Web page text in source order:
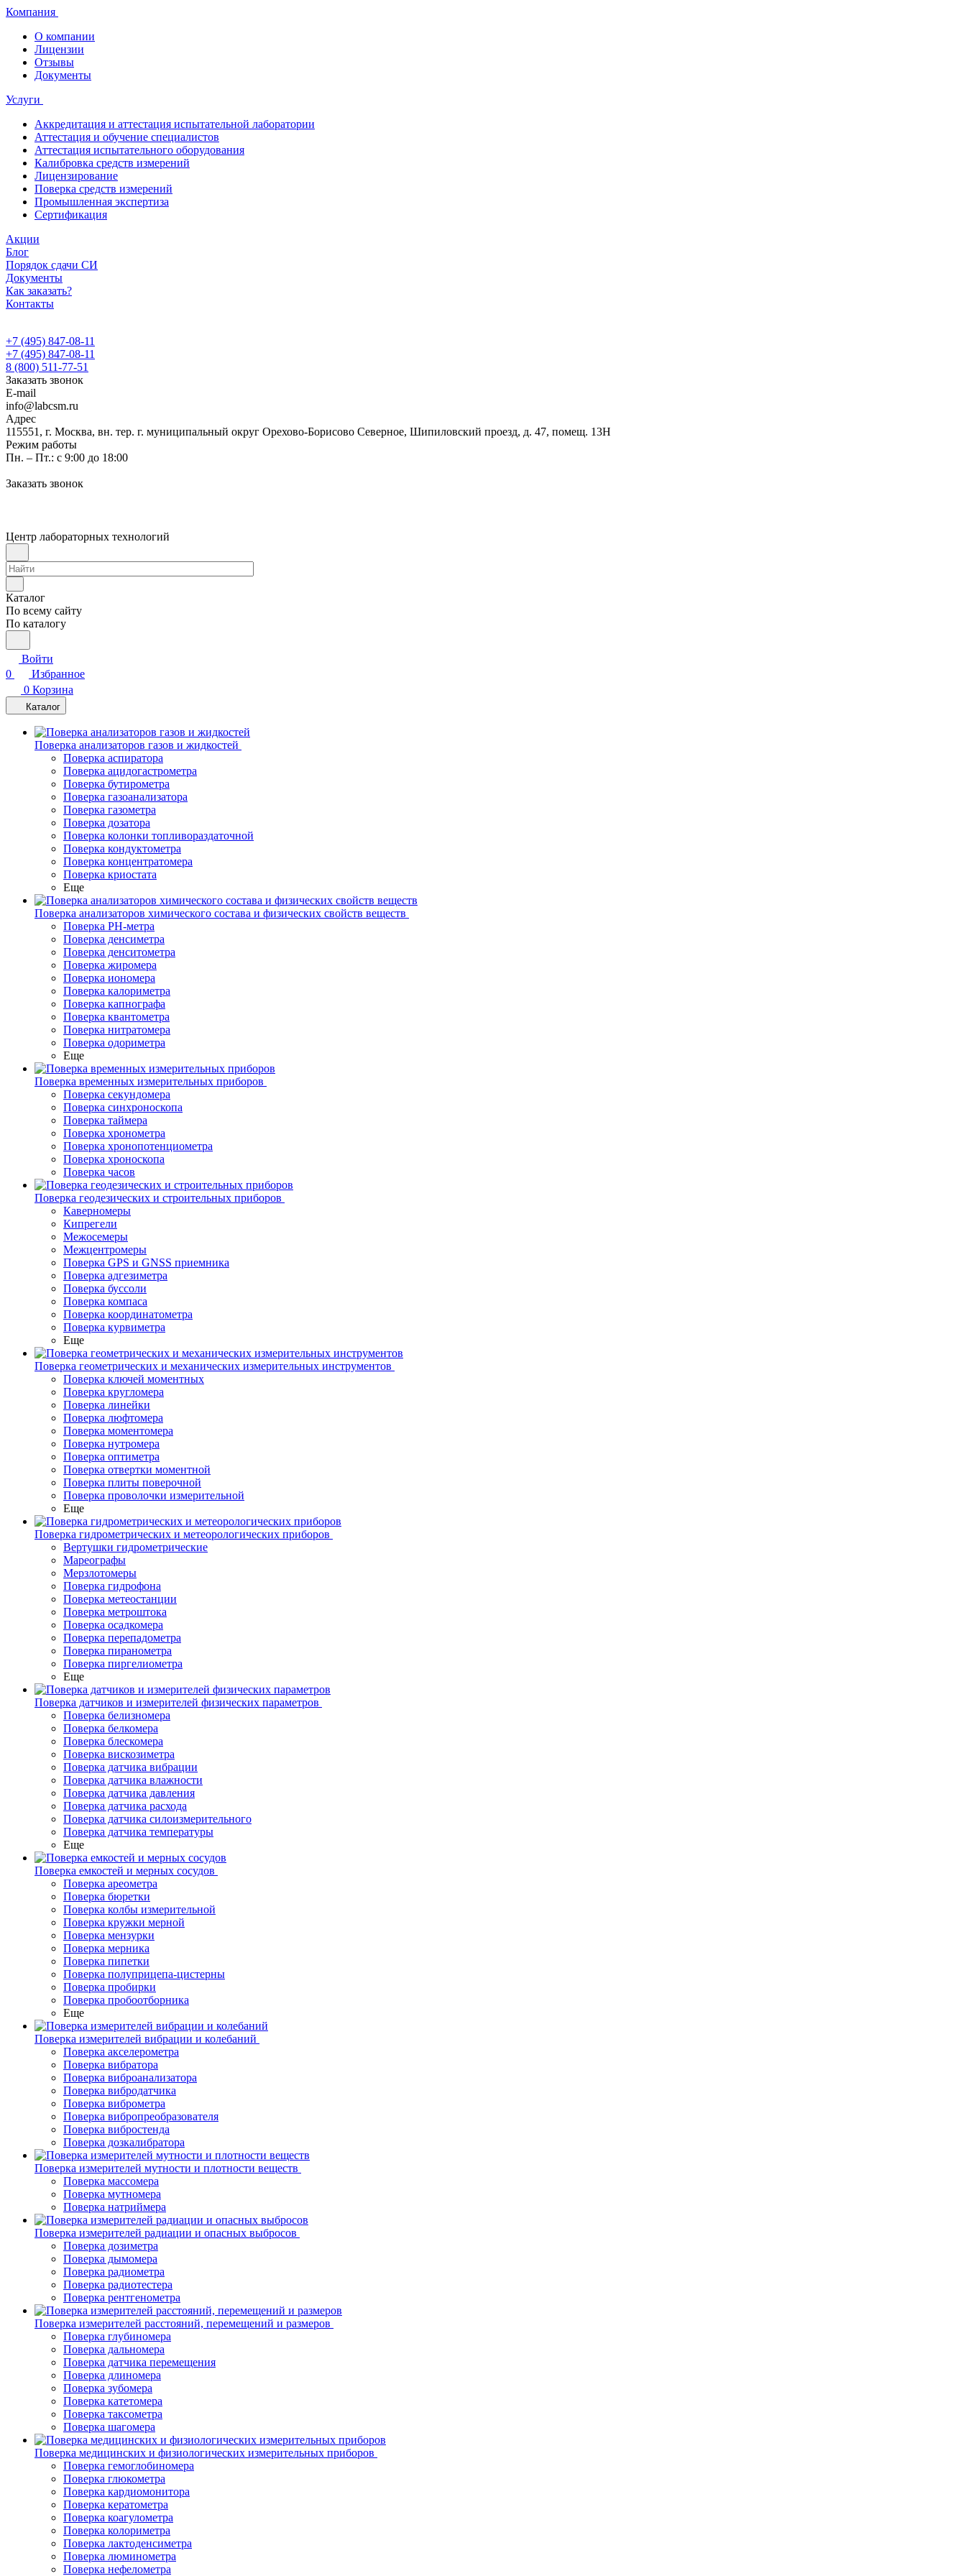
Компания
О компании
Лицензии
Отзывы
Документы
Услуги
Аккредитация и аттестация испытательной лаборатории
Аттестация и обучение специалистов
Аттестация испытательного оборудования
Калибровка средств измерений
Лицензирование
Поверка средств измерений
Промышленная экспертиза
Сертификация
Акции
Блог
Порядок сдачи СИ
Документы
Как заказать?
Контакты
+7 (495) 847-08-11
+7 (495) 847-08-11
8 (800) 511-77-51
Заказать звонок
E-mail
info@labcsm.ru
Адрес
115551, г. Москва, вн. тер. г. муниципальный округ Орехово-Борисово Северное, Шипиловский проезд, д. 47, помещ. 13Н
Режим работы
Пн. – Пт.: с 9:00 до 18:00
Заказать звонок
Центр лабораторных технологий
Каталог
По всему сайту
По каталогу
Войти
0
Избранное
0 Корзина
Каталог
Поверка анализаторов газов и жидкостей
Поверка аспиратора
Поверка ацидогастрометра
Поверка бутирометра
Поверка газоанализатора
Поверка газометра
Поверка дозатора
Поверка колонки топливораздаточной
Поверка кондуктометра
Поверка концентратомера
Поверка криостата
Еще
Поверка анализаторов химического состава и физических свойств веществ
Поверка PH-метра
Поверка денсиметра
Поверка денситометра
Поверка жиромера
Поверка иономера
Поверка калориметра
Поверка капнографа
Поверка квантометра
Поверка нитратомера
Поверка одориметра
Еще
Поверка временных измерительных приборов
Поверка секундомера
Поверка синхроноскопа
Поверка таймера
Поверка хронометра
Поверка хронопотенциометра
Поверка хроноскопа
Поверка часов
Поверка геодезических и строительных приборов
Каверномеры
Кипрегели
Межосемеры
Межцентромеры
Поверка GPS и GNSS приемника
Поверка адгезиметра
Поверка буссоли
Поверка компаса
Поверка координатометра
Поверка курвиметра
Еще
Поверка геометрических и механических измерительных инструментов
Поверка ключей моментных
Поверка кругломера
Поверка линейки
Поверка люфтомера
Поверка моментомера
Поверка нутромера
Поверка оптиметра
Поверка отвертки моментной
Поверка плиты поверочной
Поверка проволочки измерительной
Еще
Поверка гидрометрических и метеорологических приборов
Вертушки гидрометрические
Мареографы
Мерзлотомеры
Поверка гидрофона
Поверка метеостанции
Поверка метроштока
Поверка осадкомера
Поверка перепадометра
Поверка пиранометра
Поверка пиргелиометра
Еще
Поверка датчиков и измерителей физических параметров
Поверка белизномера
Поверка белкомера
Поверка блескомера
Поверка вискозиметра
Поверка датчика вибрации
Поверка датчика влажности
Поверка датчика давления
Поверка датчика расхода
Поверка датчика силоизмерительного
Поверка датчика температуры
Еще
Поверка емкостей и мерных сосудов
Поверка ареометра
Поверка бюретки
Поверка колбы измерительной
Поверка кружки мерной
Поверка мензурки
Поверка мерника
Поверка пипетки
Поверка полуприцепа-цистерны
Поверка пробирки
Поверка пробоотборника
Еще
Поверка измерителей вибрации и колебаний
Поверка акселерометра
Поверка вибратора
Поверка виброанализатора
Поверка вибродатчика
Поверка виброметра
Поверка вибропреобразователя
Поверка вибростенда
Поверка дозкалибратора
Поверка измерителей мутности и плотности веществ
Поверка массомера
Поверка мутномера
Поверка натриймера
Поверка измерителей радиации и опасных выбросов
Поверка дозиметра
Поверка дымомера
Поверка радиометра
Поверка радиотестера
Поверка рентгенометра
Поверка измерителей расстояний, перемещений и размеров
Поверка глубиномера
Поверка дальномера
Поверка датчика перемещения
Поверка длиномера
Поверка зубомера
Поверка катетомера
Поверка таксометра
Поверка шагомера
Поверка медицинских и физиологических измерительных приборов
Поверка гемоглобиномера
Поверка глюкометра
Поверка кардиомонитора
Поверка кератометра
Поверка коагулометра
Поверка колориметра
Поверка лактоденсиметра
Поверка люминометра
Поверка нефелометра